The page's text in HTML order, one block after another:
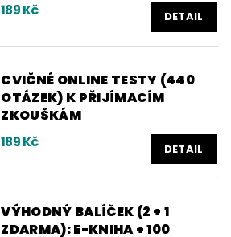
189 Kč DETAIL
CVIČNÉ ONLINE TESTY (440
OTÁZEK) K PŘIJÍMACÍM
ZKOUŠKÁM
189 Kč DETAIL
VÝHODNÝ BALÍČEK (2 + 1
ZDARMA): E-KNIHA + 100